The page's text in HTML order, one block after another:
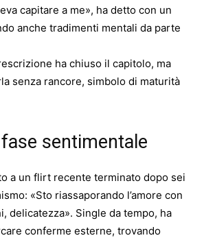
capitare a me», ha detto con un
anche tradimenti mentali da parte
ha chiuso il capitolo, ma
senza rancore, simbolo di maturità
sentimentale
a un flirt recente terminato dopo sei
«Sto riassaporando l’amore con
delicatezza». Single da tempo, ha
conferme esterne, trovando